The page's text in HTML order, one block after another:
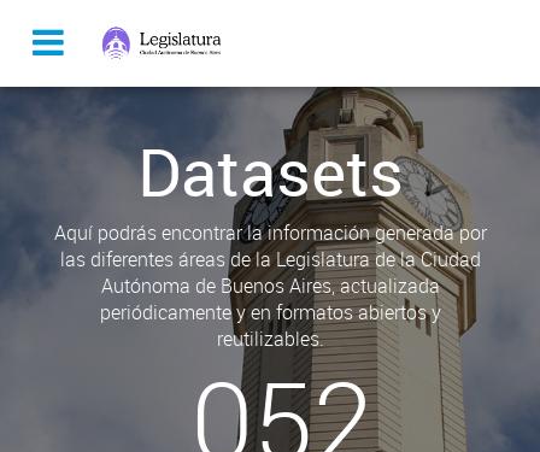
Datasets
Aquí podrás encontrar la información generada por
las diferentes áreas de la Legislatura de la Ciudad
Autónoma de Buenos Aires, actualizada
periódicamente y en formatos abiertos y
reutilizables.
052